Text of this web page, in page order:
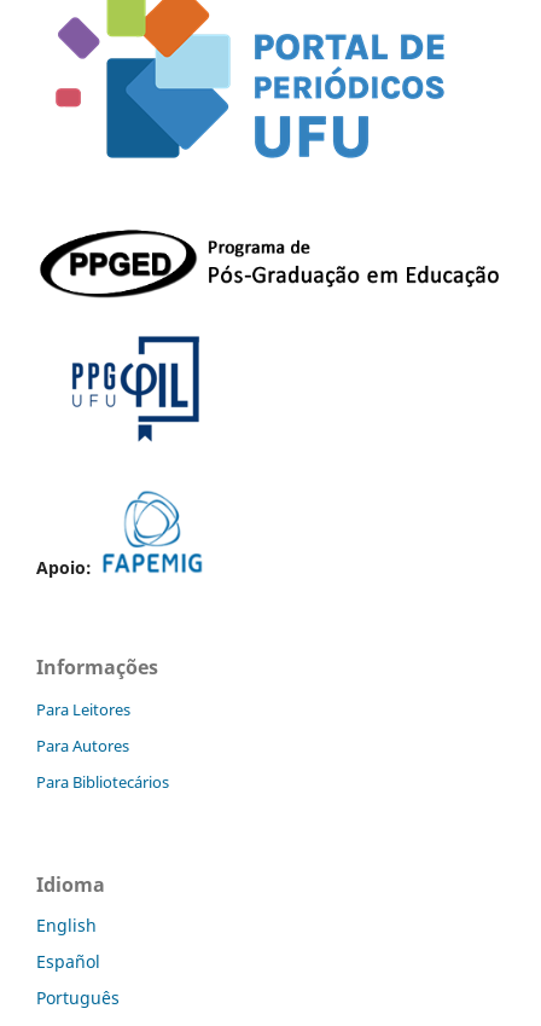
Apoio:
Informações
Para Leitores
Para Autores
Para Bibliotecários
Idioma
English
Español
Português